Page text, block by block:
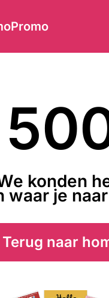
konden
waar je
Terug naar